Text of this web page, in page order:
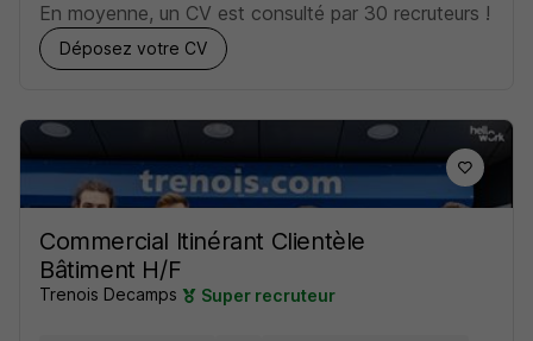
En moyenne, un CV est consulté par 30 recruteurs !
Déposez votre CV
Commercial Itinérant Clientèle
Bâtiment H/F
Trenois Decamps Super recruteur